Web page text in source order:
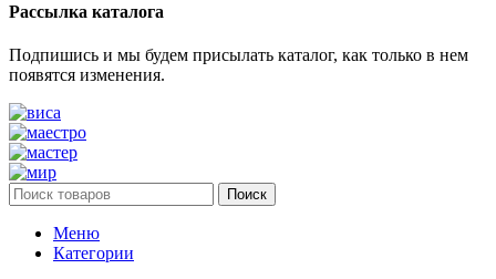
Рассылка каталога
Подпишись и мы будем присылать каталог, как только в нем
появятся изменения.
Поиск
Меню
Категории